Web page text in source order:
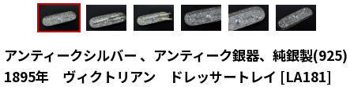
アンティークシルバー 、アンティーク銀器、純銀製(925)
1895年 ヴィクトリアン ドレッサートレイ [LA181]